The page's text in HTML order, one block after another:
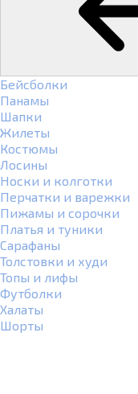
Бейсболки
Панамы
Шапки
Жилеты
Костюмы
Лосины
Носки и колготки
Перчатки и варежки
Пижамы и сорочки
Платья и туники
Сарафаны
Толстовки и худи
Топы и лифы
Футболки
Халаты
Шорты